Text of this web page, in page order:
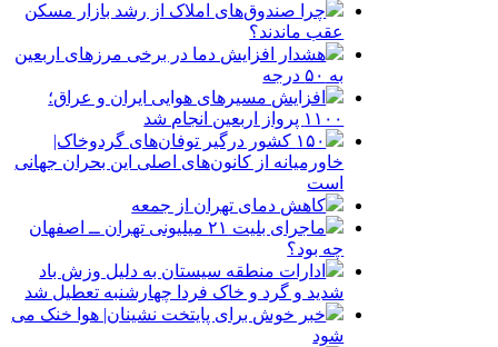
چرا صندوق‌های املاک از رشد بازار مسکن
عقب ماندند؟
هشدار افزایش دما در برخی مرزهای اربعین
به ۵۰ درجه
افزایش مسیرهای هوایی ایران و عراق؛
۱۱۰۰ پرواز اربعین انجام شد
۱۵۰ کشور درگیر توفان‌های گردوخاک|
خاورمیانه از کانون‌های اصلی این بحران جهانی
است
کاهش دمای تهران از جمعه
ماجرای بلیت ۲۱ میلیونی تهران ــ اصفهان
چه بود؟
ادارات منطقه سیستان به دلیل وزش باد
شدید و گرد و خاک فردا چهارشنبه تعطیل شد
خبر خوش برای پایتخت نشینان| هوا خنک می
شود